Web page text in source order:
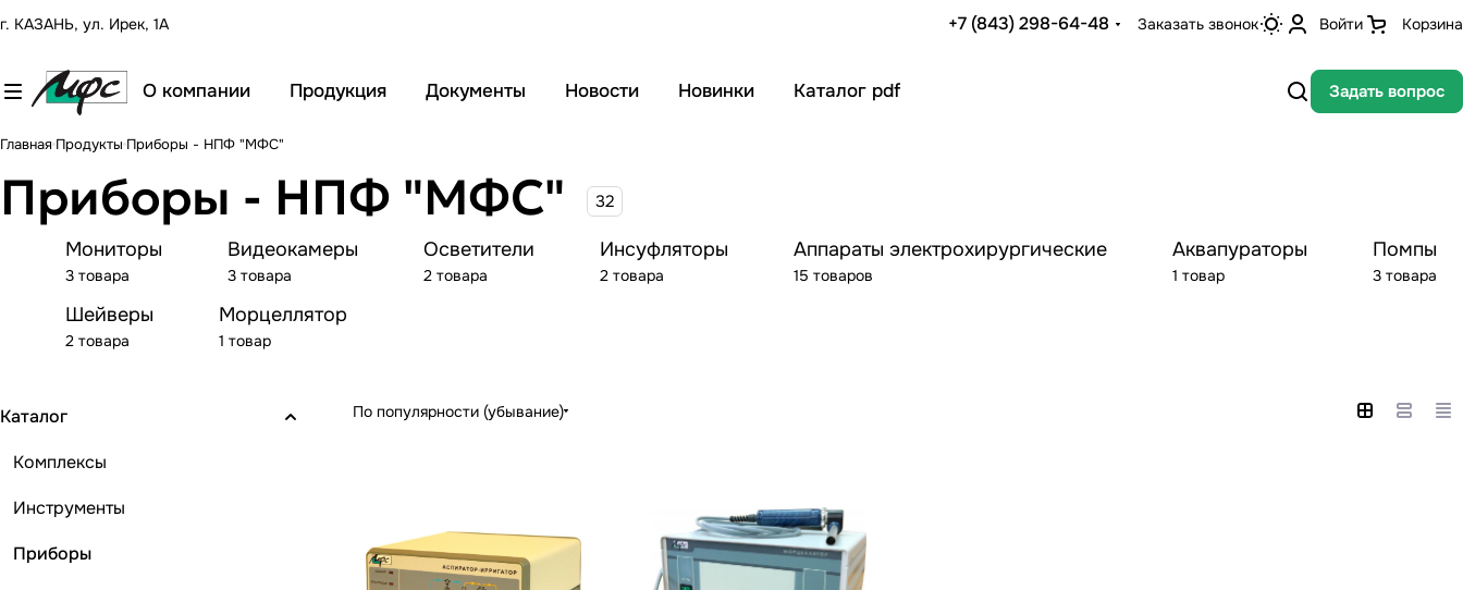
г. КАЗАНЬ, ул. Ирек, 1А +7 (843) 298-64-48 Заказать звонок Войти Корзина
О компании Продукция Документы Новости Новинки Каталог pdf Задать вопрос
Главная Продукты Приборы - НПФ "МФС"
Приборы - НПФ "МФС" 32
Мониторы
3 товара
Видеокамеры
3 товара
Осветители
2 товара
Инсуфляторы
2 товара
Аппараты электрохирургические
15 товаров
Аквапураторы
1 товар
Помпы
3 товара
Шейверы
2 товара
Морцеллятор
1 товар
По популярности (убывание)
Каталог
Комплексы
Инструменты
Приборы